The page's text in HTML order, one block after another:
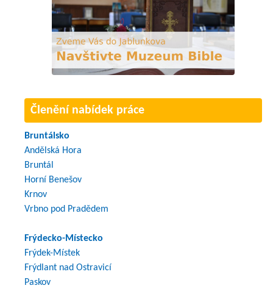
Členění nabídek práce
Bruntálsko
Andělská Hora
Bruntál
Horní Benešov
Krnov
Vrbno pod Pradědem
Frýdecko-Místecko
Frýdek-Místek
Frýdlant nad Ostravicí
Paskov